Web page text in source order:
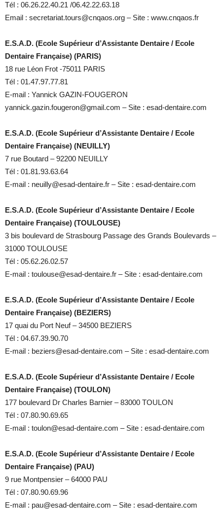
Tél : 06.26.22.40.21 /06.42.22.63.18
Email : secretariat.tours@cnqaos.org – Site : www.cnqaos.fr
E.S.A.D. (Ecole Supérieur d’Assistante Dentaire / Ecole
Dentaire Française) (PARIS)
18 rue Léon Frot -75011 PARIS
Tél : 01.47.97.77.81
E-mail : Yannick GAZIN-FOUGERON
yannick.gazin.fougeron@gmail.com – Site : esad-dentaire.com
E.S.A.D. (Ecole Supérieur d’Assistante Dentaire / Ecole
Dentaire Française) (NEUILLY)
7 rue Boutard – 92200 NEUILLY
Tél : 01.81.93.63.64
E-mail : neuilly@esad-dentaire.fr – Site : esad-dentaire.com
E.S.A.D. (Ecole Supérieur d’Assistante Dentaire / Ecole
Dentaire Française) (TOULOUSE)
3 bis boulevard de Strasbourg Passage des Grands Boulevards –
31000 TOULOUSE
Tél : 05.62.26.02.57
E-mail : toulouse@esad-dentaire.fr – Site : esad-dentaire.com
E.S.A.D. (Ecole Supérieur d’Assistante Dentaire / Ecole
Dentaire Française) (BEZIERS)
17 quai du Port Neuf – 34500 BEZIERS
Tél : 04.67.39.90.70
E-mail : beziers@esad-dentaire.com – Site : esad-dentaire.com
E.S.A.D. (Ecole Supérieur d’Assistante Dentaire / Ecole
Dentaire Française) (TOULON)
177 boulevard Dr Charles Barnier – 83000 TOULON
Tél : 07.80.90.69.65
E-mail : toulon@esad-dentaire.com – Site : esad-dentaire.com
E.S.A.D. (Ecole Supérieur d’Assistante Dentaire / Ecole
Dentaire Française) (PAU)
9 rue Montpensier – 64000 PAU
Tél : 07.80.90.69.96
E-mail : pau@esad-dentaire.com – Site : esad-dentaire.com